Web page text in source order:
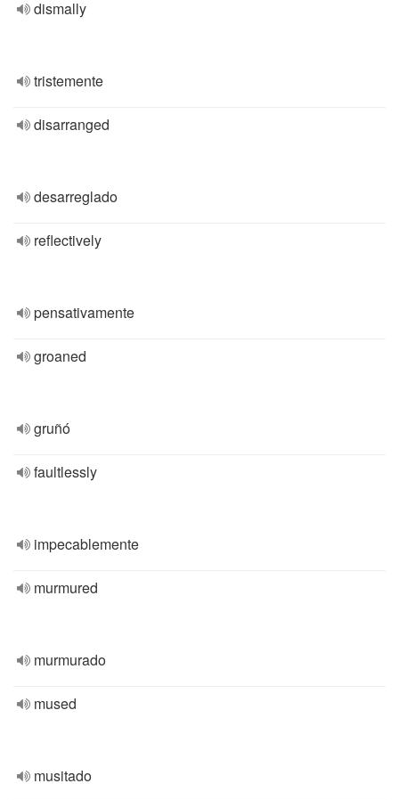
dismally
tristemente
disarranged
desarreglado
reflectively
pensativamente
groaned
gruñó
faultlessly
impecablemente
murmured
murmurado
mused
musitado